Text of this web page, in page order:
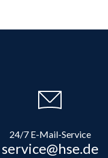
24/7 E-Mail-Service
service@hse.de